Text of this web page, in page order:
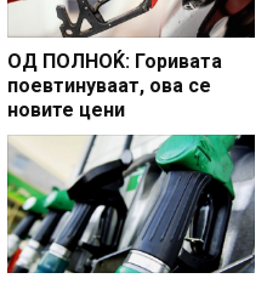
ОД ПОЛНОЌ: Горивата
поевтинуваат, ова се
новите цени